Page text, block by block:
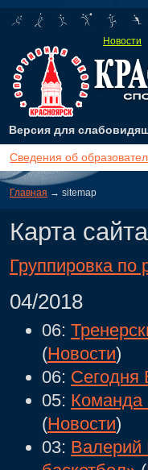
Новости
Версия для
Сведения об
Главная → sitemap
Карта
Группировка по
04/2018
06:
(Новости)
06: Сегодня
05: Команда
(Новости)
03: Валерий